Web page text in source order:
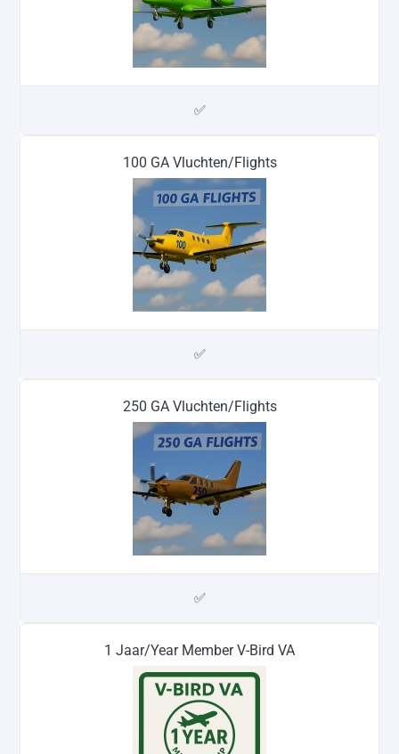
✅
100 GA Vluchten/Flights
✅
250 GA Vluchten/Flights
✅
1 Jaar/Year Member V-Bird VA